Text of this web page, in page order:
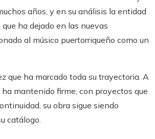
años, y en su análisis la entidad
ha dejado en las nuevas
al músico puertorriqueño como un
que ha marcado toda su trayectoria. A
mantenido firme, con proyectos que
su obra sigue siendo
catálogo.